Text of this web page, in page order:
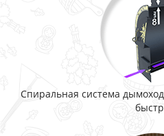
Спиральная система